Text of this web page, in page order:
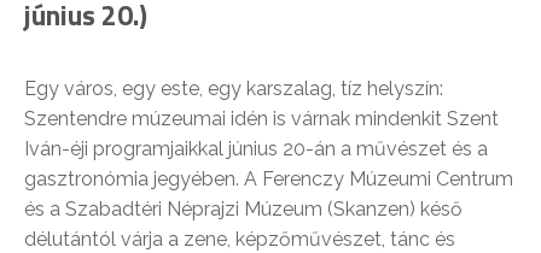
június 20.)
Egy város, egy este, egy karszalag, tíz helyszín:
Szentendre múzeumai idén is várnak mindenkit Szent
Iván-éji programjaikkal június 20-án a művészet és a
gasztronómia jegyében. A Ferenczy Múzeumi Centrum
és a Szabadtéri Néprajzi Múzeum (Skanzen) késő
délutántól várja a zene, képzőművészet, tánc és